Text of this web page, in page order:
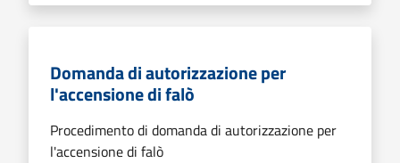
Domanda di autorizzazione per
l'accensione di falò
Procedimento di domanda di autorizzazione per
l'accensione di falò